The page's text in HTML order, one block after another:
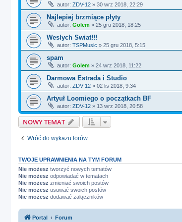
autor: ZDV-12 » 30 wrz 2018, 22:29
Najlepiej brzmiące płyty
autor: Golem » 25 gru 2018, 18:25
Weslych Swiat!!!
autor: TSPMusic » 25 gru 2018, 5:15
spam
autor: Golem » 24 wrz 2018, 11:22
Darmowa Estrada i Studio
autor: ZDV-12 » 02 lis 2018, 9:34
Artyuł Loomiego o początkach BF
autor: ZDV-12 » 13 wrz 2018, 20:58
NOWY TEMAT
Wróć do wykazu forów
TWOJE UPRAWNIENIA NA TYM FORUM
Nie możesz tworzyć nowych tematów
Nie możesz odpowiadać w tematach
Nie możesz zmieniać swoich postów
Nie możesz usuwać swoich postów
Nie możesz dodawać załączników
Portal Forum